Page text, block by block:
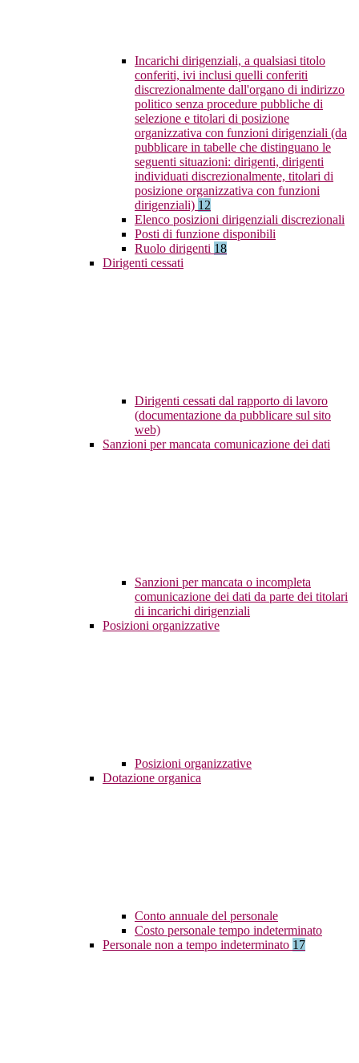
Incarichi dirigenziali, a qualsiasi titolo
conferiti, ivi inclusi quelli conferiti
discrezionalmente dall'organo di indirizzo
politico senza procedure pubbliche di
selezione e titolari di posizione
organizzativa con funzioni dirigenziali (da
pubblicare in tabelle che distinguano le
seguenti situazioni: dirigenti, dirigenti
individuati discrezionalmente, titolari di
posizione organizzativa con funzioni
dirigenziali) 12
Elenco posizioni dirigenziali discrezionali
Posti di funzione disponibili
Ruolo dirigenti 18
Dirigenti cessati
Dirigenti cessati dal rapporto di lavoro
(documentazione da pubblicare sul sito
web)
Sanzioni per mancata comunicazione dei dati
Sanzioni per mancata o incompleta
comunicazione dei dati da parte dei titolari
di incarichi dirigenziali
Posizioni organizzative
Posizioni organizzative
Dotazione organica
Conto annuale del personale
Costo personale tempo indeterminato
Personale non a tempo indeterminato 17